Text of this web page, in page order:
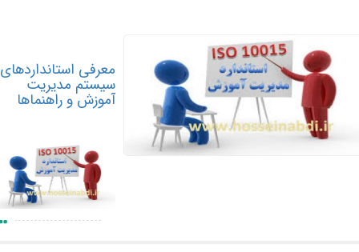
معرفی استانداردهای
سیستم مدیریت
آموزش و راهنماها